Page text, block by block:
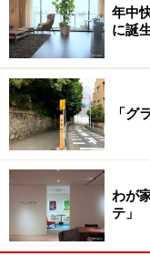
年中
に誕
「グ
わが
テ」